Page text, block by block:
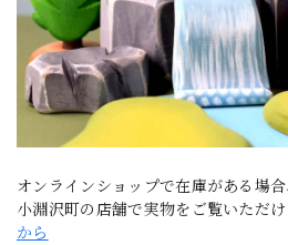
オンラインショップで在庫がある場
小淵沢町の店舗で実物をご覧いただけ
から